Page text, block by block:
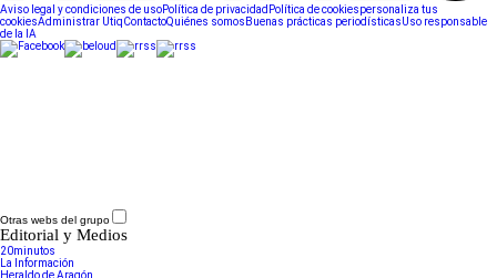
Aviso legal y condiciones de usoPolítica de privacidad Política de cookiespersonaliza tus
cookiesAdministrar UtiqContactoQuiénes somos Buenas prácticas periodísticasUso responsable
de la IA
Otras webs del grupo
Editorial y Medios
20minutos
La Información